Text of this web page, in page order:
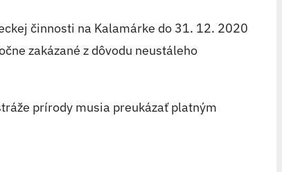
činnosti na Kalamárke do 31. 12. 2020
zakázané z dôvodu neustáleho
prírody musia preukázať platným